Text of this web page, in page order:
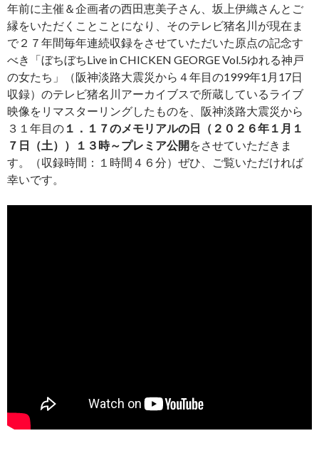
年前に主催＆企画者の西田恵美子さん、坂上伊織さんとご
縁をいただくことことになり、そのテレビ猪名川が現在ま
で２７年間毎年連続収録をさせていただいた原点の記念す
べき「ぼちぼちLive in CHICKEN GEORGE Vol.5ゆれる神戸
の女たち」（阪神淡路大震災から４年目の1999年1月17日
収録）のテレビ猪名川アーカイブスで所蔵しているライブ
映像をリマスターリングしたものを、阪神淡路大震災から
３１年目の １．１７のメモリアルの日（２０２６年１月１
７日（土））１３時～プレミア公開をさせていただきま
す。（収録時間：１時間４６分）ぜひ、ご覧いただければ
幸いです。